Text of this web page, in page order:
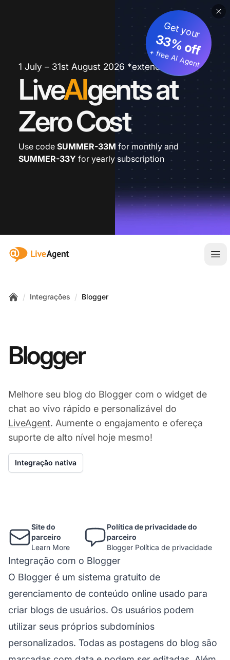
1 July – 31st August 2026 *extended
LiveAIgents at
Zero Cost
Get your
33% off
+ free AI Agent
Use code SUMMER-33M for monthly and
SUMMER-33Y for yearly subscription
:site.title
/ Integrações / Blogger
Blogger
Melhore seu blog do Blogger com o widget de
chat ao vivo rápido e personalizável do
LiveAgent. Aumente o engajamento e ofereça
suporte de alto nível hoje mesmo!
Integração nativa
Site do
parceiro
Learn More
Política de privacidade do
parceiro
Blogger Política de privacidade
Integração com o Blogger
O Blogger é um sistema gratuito de
gerenciamento de conteúdo online usado para
criar blogs de usuários. Os usuários podem
utilizar seus próprios subdomínios
personalizados. Todas as postagens do blog são